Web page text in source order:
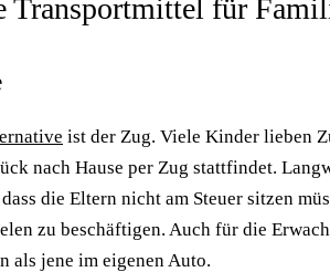
für
ist der Zug. Viele Kinder lieben
nach Hause per Zug stattfindet.
die Eltern nicht am Steuer sitzen
zu beschäftigen. Auch für die
als jene im eigenen Auto.